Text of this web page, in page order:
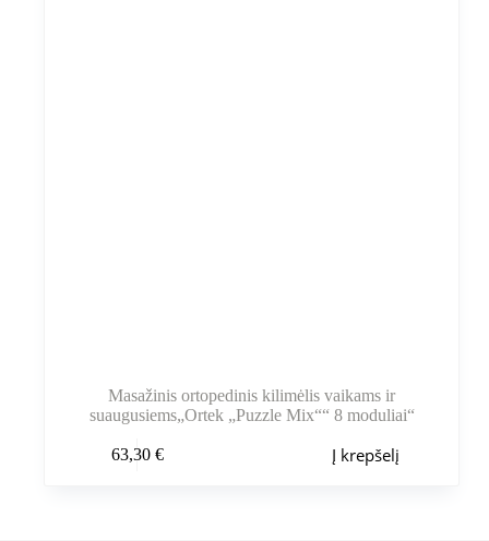
Masažinis ortopedinis kilimėlis vaikams ir
suaugusiems„Ortek „Puzzle Mix““ 8 moduliai“
63,30 € Į krepšelį